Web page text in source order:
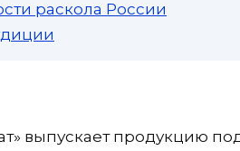
раскола России
выпускает продукцию